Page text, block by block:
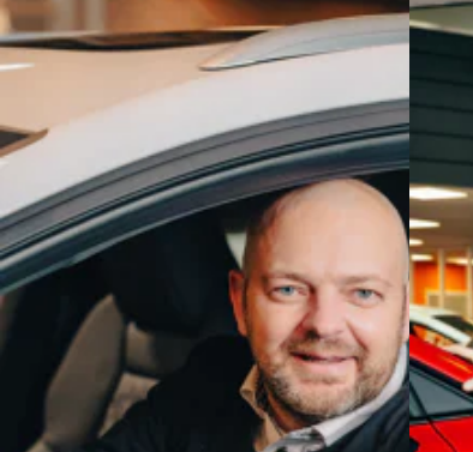
Op al onze voertuigen is standaard het AutoJorg